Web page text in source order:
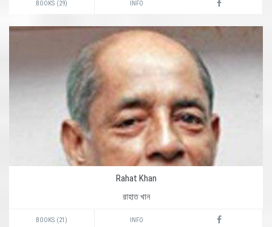
BOOKS (29) INFO
Rahat Khan
রাহাত খান
BOOKS (21) INFO